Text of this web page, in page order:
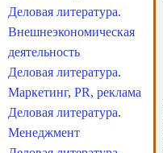
Деловая литература.
Внешнеэкономическая
деятельность
Деловая литература.
Маркетинг, PR, реклама
Деловая литература.
Менеджмент